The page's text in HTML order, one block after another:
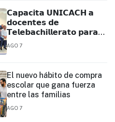
𝗖𝗮𝗽𝗮𝗰𝗶𝘁𝗮 𝗨𝗡𝗜𝗖𝗔𝗖𝗛 𝗮
𝗱𝗼𝗰𝗲𝗻𝘁𝗲𝘀 𝗱𝗲
𝗧𝗲𝗹𝗲𝗯𝗮𝗰𝗵𝗶𝗹𝗹𝗲𝗿𝗮𝘁𝗼 𝗽𝗮𝗿𝗮
𝗳𝗼𝗿𝘁𝗮𝗹𝗲𝗰𝗲𝗿 𝘀𝘂 𝗽𝗿𝗮́𝗰𝘁𝗶𝗰𝗮
AGO 7
El nuevo hábito de compra
escolar que gana fuerza
entre las familias
AGO 7